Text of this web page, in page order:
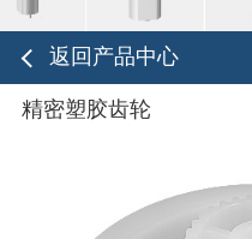
返回产品中心
精密塑胶齿轮